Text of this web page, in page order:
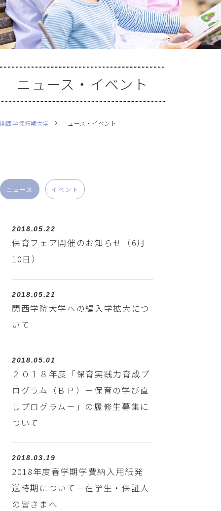
ニュース・イベント
関西学院短期大学 ニュース・イベント
ニュース イベント
2018.05.22
保育フェア開催のお知らせ（6月
10日）
2018.05.21
関西学院大学への編入学拡大につ
いて
2018.05.01
２０１８年度「保育実践力育成プ
ログラム（ＢＰ）－保育の学び直
しプログラム－」の履修生募集に
ついて
2018.03.19
2018年度春学期学費納入用紙発
送時期について－在学生・保証人
の皆さまへ